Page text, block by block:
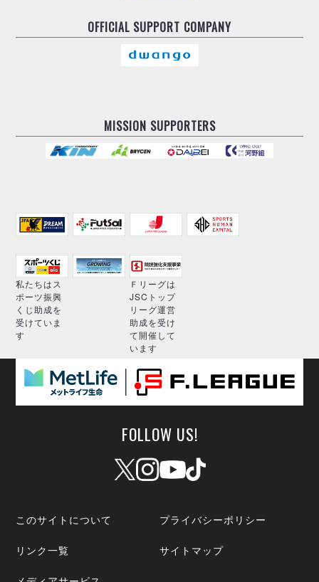
OFFICIAL SUPPORT COMPANY
MISSION SUPPORTERS
私たちはス
ポーツ振興
くじ助成を
受けていま
す
Ｆリーグは
JSCトップ
リーグ運営
助成を受け
て開催して
います
FOLLOW US!
このサイトについて プライバシーポリシー
リンク一覧 サイトマップ